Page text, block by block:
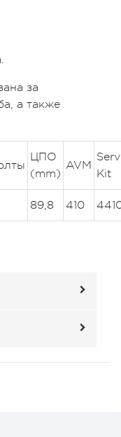
за
а также
ЦПО
(mm)
AVM
Kit
89,8 410